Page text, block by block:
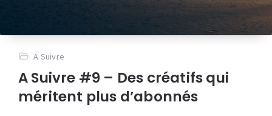
A Suivre
A Suivre #9 – Des créatifs qui
méritent plus d’abonnés